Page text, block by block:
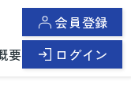
要
会員登録
ログイン